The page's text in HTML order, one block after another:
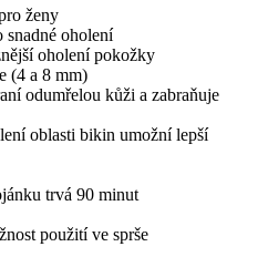
ženy
oholení
oholení pokožky
(4 a 8 mm)
odumřelou kůži a zabraňuje
oblasti bikin umožní lepší
trvá 90 minut
použití ve sprše